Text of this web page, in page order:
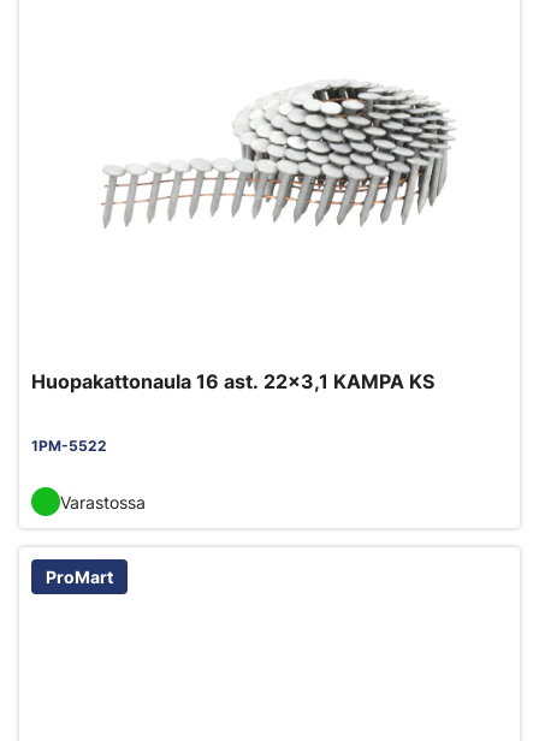
Huopakattonaula 16 ast. 22x3,1 KAMPA KS
1PM-5522
Varastossa
ProMart